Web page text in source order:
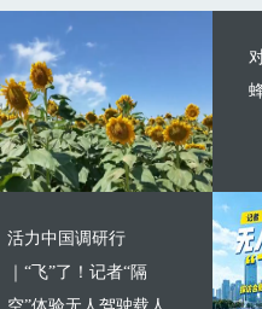
活力中国调研行
｜“飞”了！记者“隔